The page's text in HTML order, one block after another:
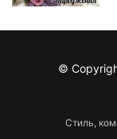
и
©
Стиль,